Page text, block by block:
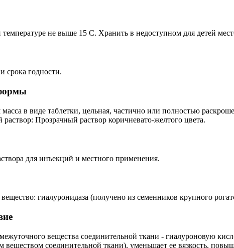
не выше 15 С. Хранить в недоступном для детей
срока годности.
в виде таблетки, цельная, частично или полностью
Прозрачный раствор коричневато-желтого цвета.
для инъекций и местного применения.
гиалуронидаза (получено из семенников крупного
вещества соединительной ткани - гиалуроновую
соединительной ткани), уменьшает ее вязкость,